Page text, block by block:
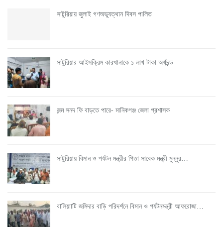
সাটুরিয়ায় জুলাই গণঅভ্যুত্থান দিবস পালিত
সাটুরিয়ার আইসক্রিম কারখানাকে ১ লাখ টাকা অর্থদন্ড
জন্ম সনদ ফি বাড়তে পারে- মানিকগঞ্জ জেলা প্রশাসক
সাটুরিয়ায় বিমান ও পর্যটন মন্ত্রীর পিতা সাবেক মন্ত্রী মুন্নুর…
বালিয়াাটি জমিদার বাড়ি পরিদর্শনে বিমান ও পর্যটনমন্ত্রী আফরোজা…